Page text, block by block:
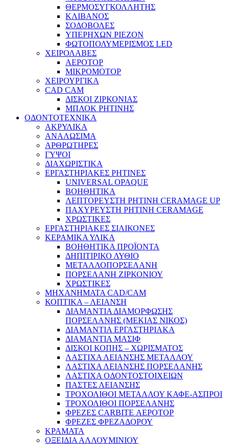
ΘΕΡΜΟΣΥΓΚΟΛΛΗΤΗΣ
ΚΛΙΒΑΝΟΣ
ΣΟΔΟΒΟΛΕΣ
ΥΠΕΡΗΧΩΝ PIEZON
ΦΩΤΟΠΟΛΥΜΕΡΙΣΜΟΣ LED
ΧΕΙΡΟΛΑΒΕΣ
ΑΕΡΟΤΟΡ
ΜΙΚΡΟΜΟΤΟΡ
ΧΕΙΡΟΥΡΓΙΚΑ
CAD CAM
ΔΙΣΚΟΙ ΖΙΡΚΟΝΙΑΣ
ΜΠΛΟΚ ΡΗΤΙΝΗΣ
ΟΔΟΝΤΟΤΕΧΝΙΚΑ
ΑΚΡΥΛΙΚΑ
ΑΝΑΛΩΣΙΜΑ
ΑΡΘΡΩΤΗΡΕΣ
ΓΥΨΟΙ
ΔΙΑΧΩΡΙΣΤΙΚΑ
ΕΡΓΑΣΤΗΡΙΑΚΕΣ ΡΗΤΙΝΕΣ
UNIVERSAL OPAQUE
ΒΟΗΘΗΤΙΚΑ
ΛΕΠΤΟΡΕΥΣΤΗ ΡΗΤΙΝΗ CERAMAGE UP
ΠΑΧΥΡΕΥΣΤΗ ΡΗΤΙΝΗ CERAMAGE
ΧΡΩΣΤΙΚΕΣ
ΕΡΓΑΣΤΗΡΙΑΚΕΣ ΣΙΛΙΚΟΝΕΣ
ΚΕΡΑΜΙΚΑ ΥΛΙΚΑ
ΒΟΗΘΗΤΙΚΑ ΠΡΟΪΟΝΤΑ
ΔΗΠΙΤΙΡΙΚΟ ΛΥΘΙΟ
ΜΕΤΑΛΛΟΠΟΡΣΕΛΑΝΗ
ΠΟΡΣΕΛΑΝΗ ΖΙΡΚΟΝΙΟΥ
ΧΡΩΣΤΙΚΕΣ
ΜΗΧΑΝΗΜΑΤΑ CAD/CAM
ΚΟΠΤΙΚΑ – ΛΕΙΑΝΣΗ
ΔΙΑΜΑΝΤΙΑ ΔΙΑΜΟΡΦΩΣΗΣ
ΠΟΡΣΕΛΑΝΗΣ (ΜΕΚΙΑΣ ΝΙΚΟΣ)
ΔΙΑΜΑΝΤΙΑ ΕΡΓΑΣΤΗΡΙΑΚΑ
ΔΙΑΜΑΝΤΙΑ ΜΑΣΙΦ
ΔΙΣΚΟΙ ΚΟΠΗΣ – ΧΩΡΙΣΜΑΤΟΣ
ΛΑΣΤΙΧΑ ΛΕΙΑΝΣΗΣ ΜΕΤΑΛΛΟΥ
ΛΑΣΤΙΧΑ ΛΕΙΑΝΣΗΣ ΠΟΡΣΕΛΑΝΗΣ
ΛΑΣΤΙΧΑ ΟΔΟΝΤΟΣΤΟΙΧΕΙΩΝ
ΠΑΣΤΕΣ ΛΕΙΑΝΣΗΣ
ΤΡΟΧΟΛΙΘΟΙ ΜΕΤΑΛΛΟΥ ΚΑΦΕ-ΑΣΠΡΟΙ
ΤΡΟΧΟΛΙΘΟΙ ΠΟΡΣΕΛΑΝΗΣ
ΦΡΕΖΕΣ CARBITE ΑΕΡΟΤΟΡ
ΦΡΕΖΕΣ ΦΡΕΖΑΔΟΡΟΥ
ΚΡΑΜΑΤΑ
ΟΞΕΙΔΙΑ ΑΛΛΟΥΜΙΝΙΟΥ